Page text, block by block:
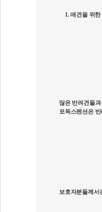
1. 애견을 위
많은 반려견들
포독스펜션은
보호자분들께서